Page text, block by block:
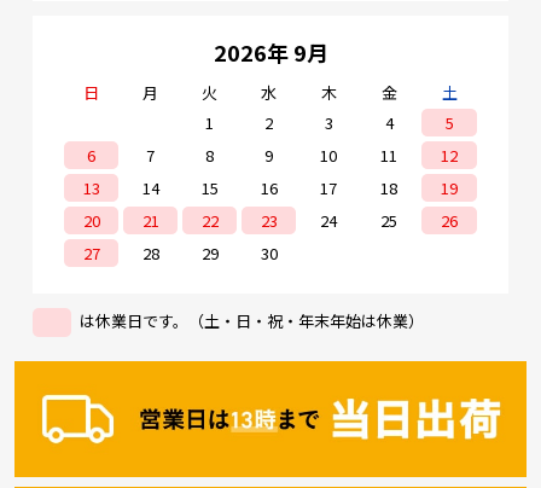
2026年 9月
日 月 火 水 木 金
土
1
2 3 4
5
6
7 8 9 10 11
12
13
14 15 16 17 18
19
20
21 22 23 24 25
26
27
28 29 30
は休業日です。（土・日・祝・年末年始は休業）